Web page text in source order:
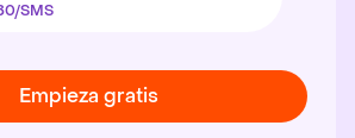
SMS
Empieza gratis